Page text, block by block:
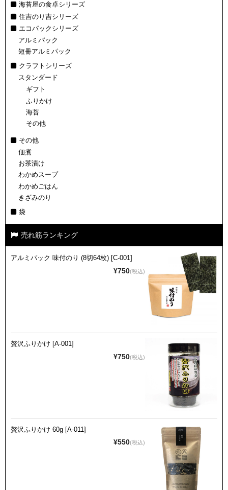
海苔屋の食卓シリーズ
住吉のり吉シリーズ
エコパックシリーズ
アルミパック
短冊アルミパック
クラフトシリーズ
スタンダード
ギフト
ふりかけ
海苔
その他
その他
佃煮
お茶漬け
わかめスープ
わかめごはん
きざみのり
袋
売れ筋ランキング
アルミパック 味付のり (8切64枚) [C-001]
¥750(税込)
贅沢ふりかけ [A-001]
¥750(税込)
贅沢ふりかけ 60g [A-011]
¥550(税込)